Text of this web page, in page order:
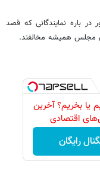
باره نمایندگانی که قصد
مجلس همیشه مخالفند.
یا بخریم؟ آخرین
اقتصادی
رایگان